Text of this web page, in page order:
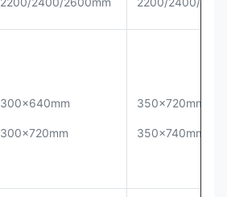
300x640mm
300x720mm
350x720mm
350x740mm